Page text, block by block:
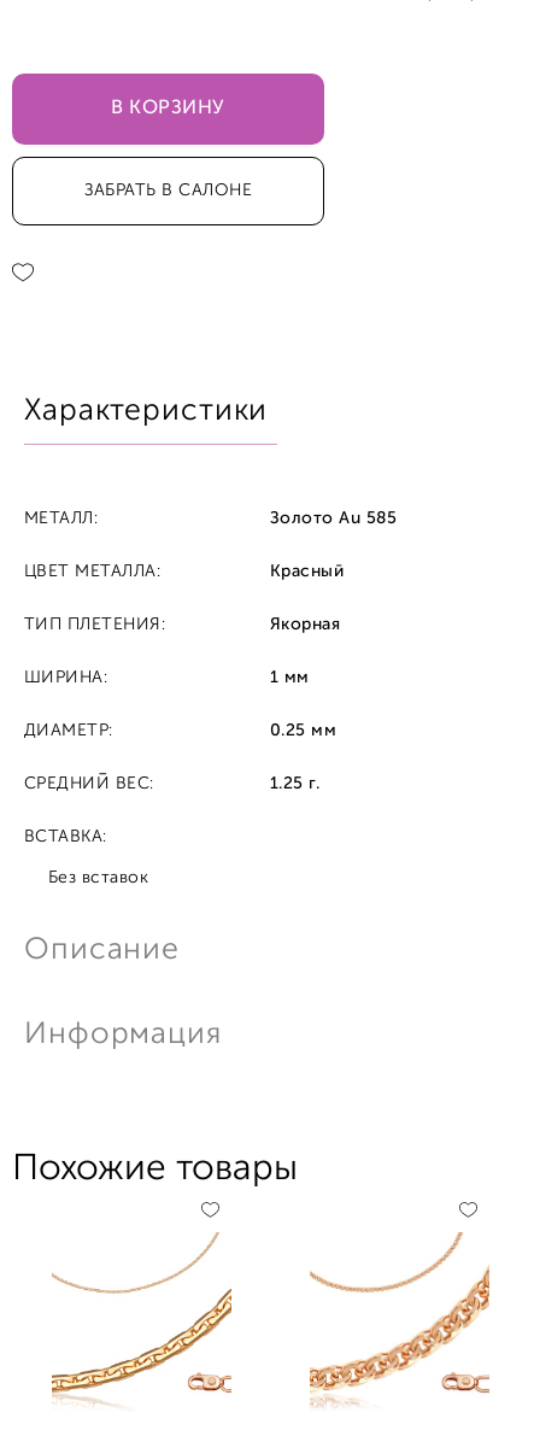
В КОРЗИНУ
ЗАБРАТЬ В САЛОНЕ
Характеристики
Описание
Информация
МЕТАЛЛ: Золото Au 585
ЦВЕТ МЕТАЛЛА: Красный
ТИП ПЛЕТЕНИЯ: Якорная
ШИРИНА: 1 мм
ДИАМЕТР: 0.25 мм
СРЕДНИЙ ВЕС: 1.25 г.
ВСТАВКА:
Без вставок
Похожие товары